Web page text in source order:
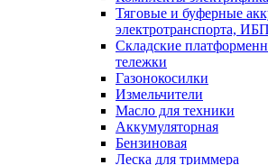
Тяговые и буферные
электротранспорта,
Складские
тележки
Газонокосилки
Измельчители
Масло для техники
Аккумуляторная
Бензиновая
Леска для триммера